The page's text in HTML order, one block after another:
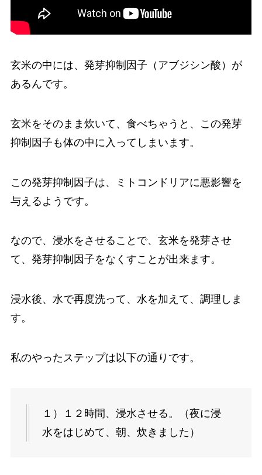
玄米の中には、発芽抑制因子（アブジシン酸）が
あるんです。
玄米をそのまま炊いて、食べちゃうと、この発芽
抑制因子も体の中に入ってしまいます。
この発芽抑制因子は、ミトコンドリアに悪影響を
与えるようです。
なので、浸水をさせることで、玄米を発芽させ
て、発芽抑制因子をなくすことが出来ます。
浸水後、水で再度洗って、水を加えて、調理しま
す。
私のやったステップは以下の通りです。
１）１２時間、浸水させる。（夜に浸
水をはじめて、朝、炊きました）